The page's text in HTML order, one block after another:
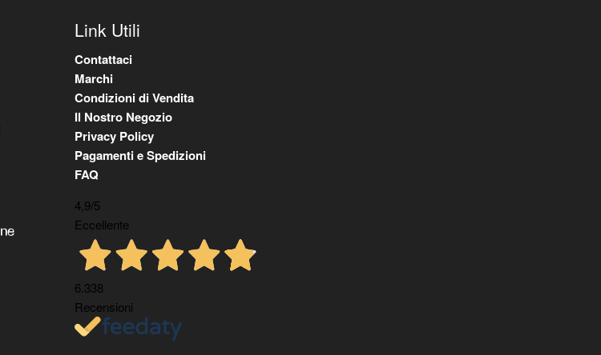
Link Utili
Contattaci
Marchi
Condizioni di Vendita
Il Nostro Negozio
Privacy Policy
Pagamenti e Spedizioni
FAQ
4,9/5
Eccellente
6.338
Recensioni